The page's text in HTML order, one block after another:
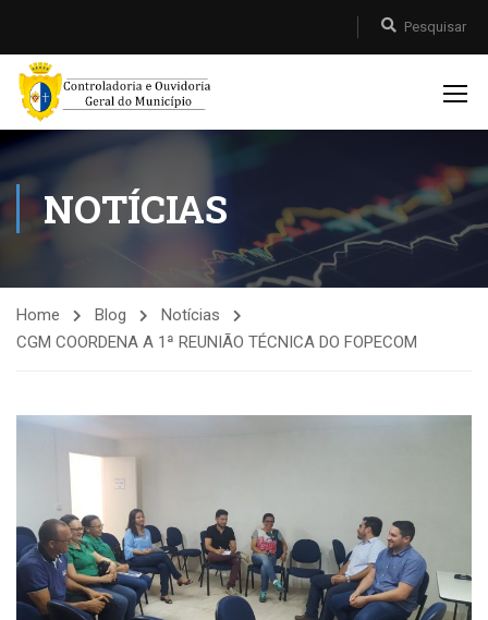
NOTÍCIAS
Home Blog
Notícias
CGM COORDENA A 1ª REUNIÃO TÉCNICA DO FOPECOM